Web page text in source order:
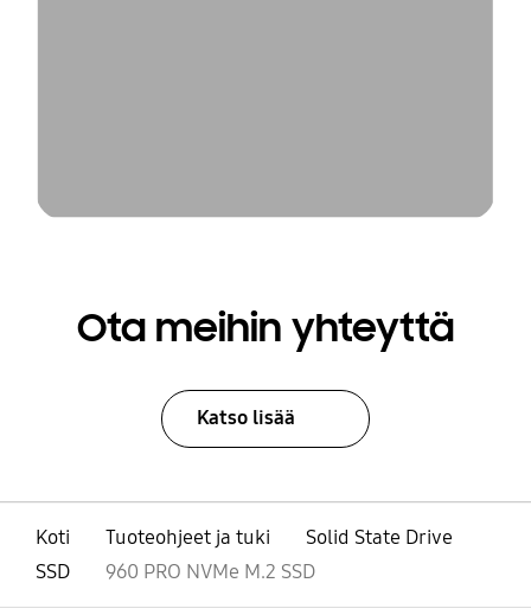
Ota meihin yhteyttä
Katso lisää
Koti Tuoteohjeet ja tuki
Solid State Drive
SSD
960 PRO NVMe M.2 SSD